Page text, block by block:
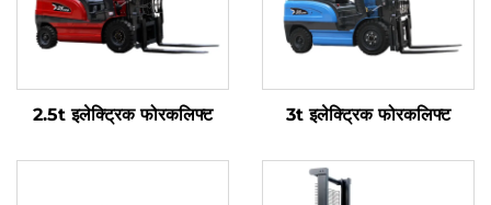
2.5t इलेक्ट्रिक फोरकलिफ्ट 3t इलेक्ट्रिक फोरकलिफ्ट